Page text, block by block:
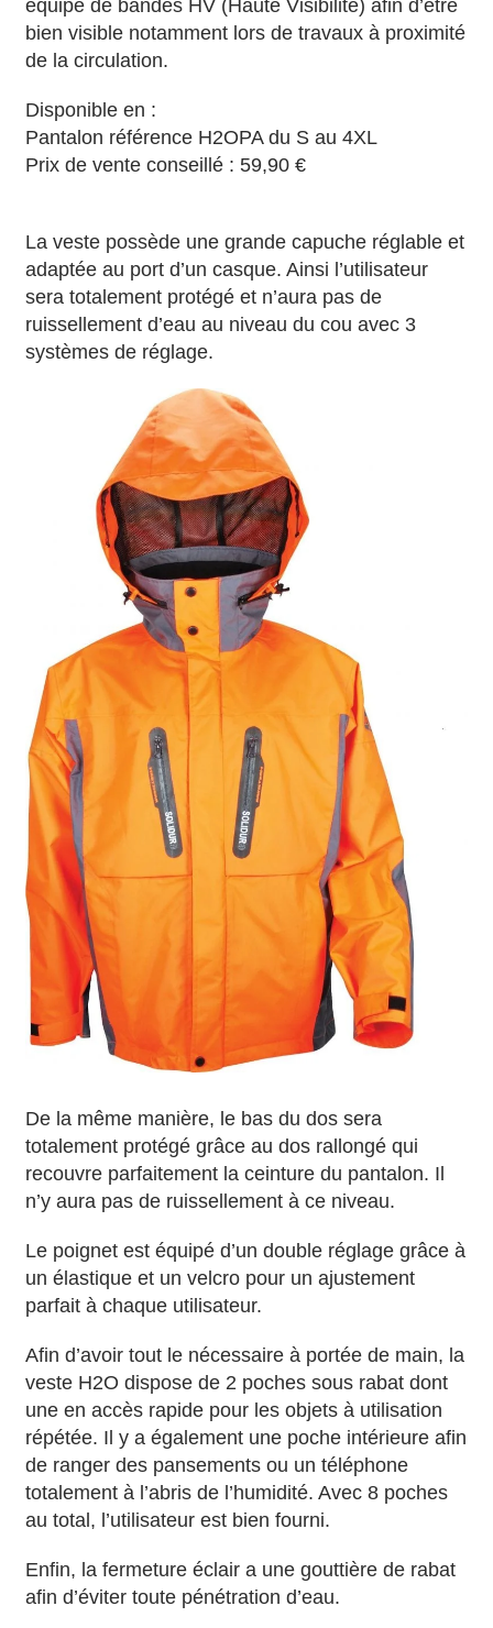
équipé de bandes HV (Haute Visibilité) afin d’être
bien visible notamment lors de travaux à proximité
de la circulation.
Disponible en :
Pantalon référence H2OPA du S au 4XL
Prix de vente conseillé : 59,90 €
La veste possède une grande capuche réglable et
adaptée au port d’un casque. Ainsi l’utilisateur
sera totalement protégé et n’aura pas de
ruissellement d’eau au niveau du cou avec 3
systèmes de réglage.
De la même manière, le bas du dos sera
totalement protégé grâce au dos rallongé qui
recouvre parfaitement la ceinture du pantalon. Il
n’y aura pas de ruissellement à ce niveau.
Le poignet est équipé d’un double réglage grâce à
un élastique et un velcro pour un ajustement
parfait à chaque utilisateur.
Afin d’avoir tout le nécessaire à portée de main, la
veste H2O dispose de 2 poches sous rabat dont
une en accès rapide pour les objets à utilisation
répétée. Il y a également une poche intérieure afin
de ranger des pansements ou un téléphone
totalement à l’abris de l’humidité. Avec 8 poches
au total, l’utilisateur est bien fourni.
Enfin, la fermeture éclair a une gouttière de rabat
afin d’éviter toute pénétration d’eau.